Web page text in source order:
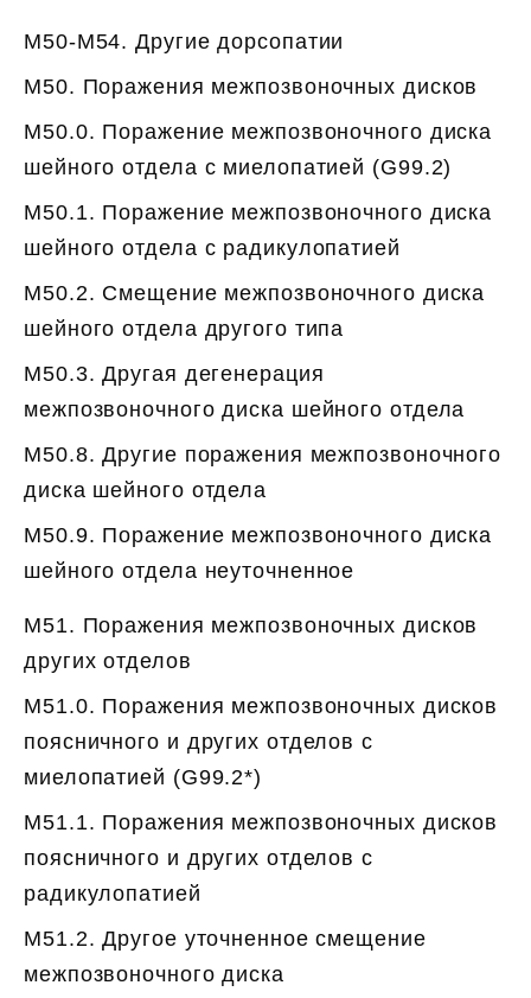
M50-M54. Другие дорсопатии
M50. Поражения межпозвоночных дисков
M50.0. Поражение межпозвоночного диска
шейного отдела с миелопатией (G99.2)
M50.1. Поражение межпозвоночного диска
шейного отдела с радикулопатией
M50.2. Смещение межпозвоночного диска
шейного отдела другого типа
M50.3. Другая дегенерация
межпозвоночного диска шейного отдела
M50.8. Другие поражения межпозвоночного
диска шейного отдела
M50.9. Поражение межпозвоночного диска
шейного отдела неуточненное
M51. Поражения межпозвоночных дисков
других отделов
M51.0. Поражения межпозвоночных дисков
поясничного и других отделов с
миелопатией (G99.2*)
M51.1. Поражения межпозвоночных дисков
поясничного и других отделов с
радикулопатией
M51.2. Другое уточненное смещение
межпозвоночного диска